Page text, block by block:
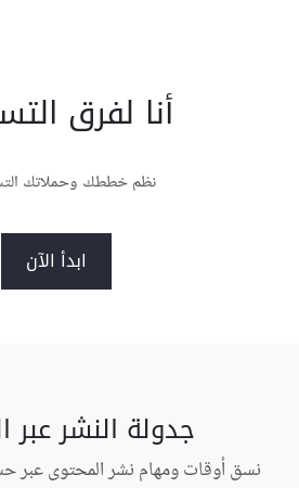
أنا لفرق
نظم خططك وحملاتك
ابدأ الآن
جدولة النشر عبر
نسق أوقات ومهام نشر المحتوى عبر